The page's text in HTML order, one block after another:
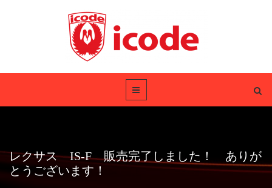
レクサス IS-F 販売完了しました！ ありが
とうございます！